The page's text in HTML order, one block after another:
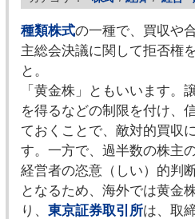
種類株式の一種で、買収や
主総会決議に関して拒否権
と。
「黄金株」ともいいます。
を得るなどの制限を付け、
ておくことで、敵対的買収
す。一方で、過半数の株主
経営者の恣意（しい）的判
となるため、海外では黄金
り、 東京証券取引所は、取